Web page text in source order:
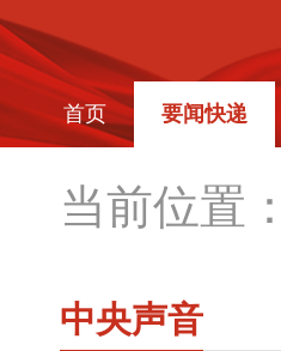
首页 要闻快递
当前位置：
中央声音